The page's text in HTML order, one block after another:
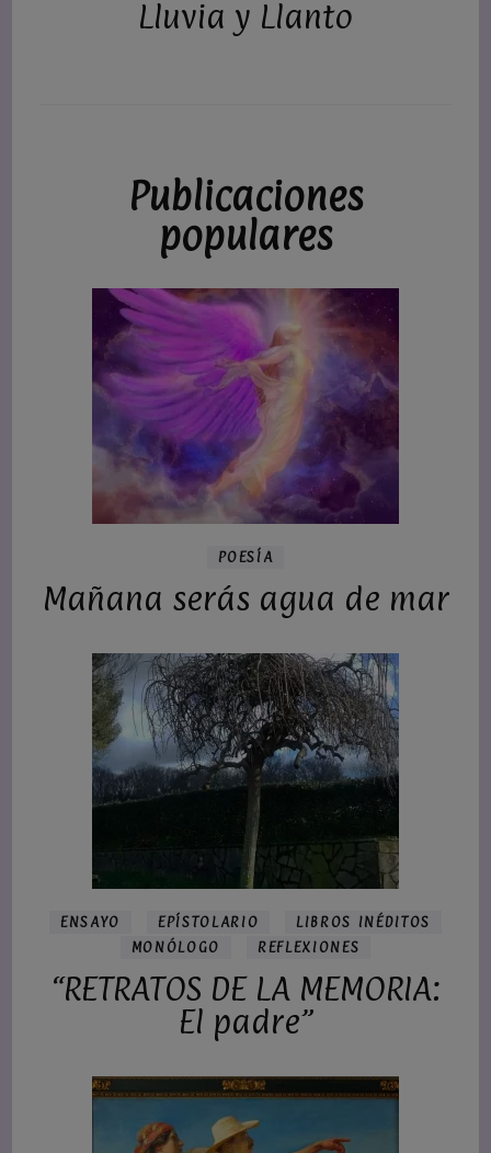
Lluvia y Llanto
Publicaciones
populares
POESÍA
Mañana serás agua de mar
ENSAYO EPÍSTOLARIO
LIBROS INÉDITOS
MONÓLOGO
REFLEXIONES
“RETRATOS DE LA MEMORIA:
El padre”